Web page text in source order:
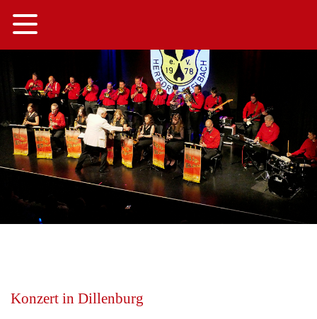
Suchfunktion
Konzert in Dillenburg